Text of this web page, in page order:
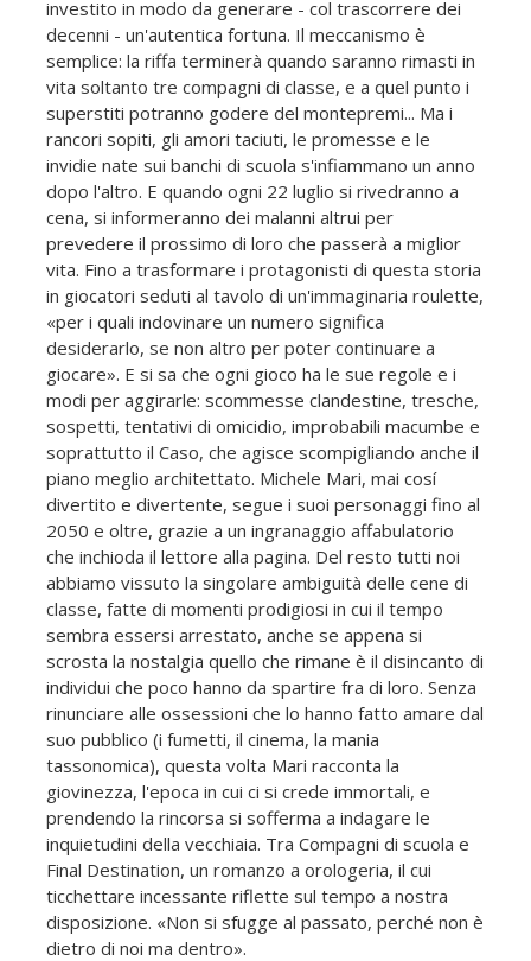
investito in modo da generare - col trascorrere dei
decenni - un'autentica fortuna. Il meccanismo è
semplice: la riffa terminerà quando saranno rimasti in
vita soltanto tre compagni di classe, e a quel punto i
superstiti potranno godere del montepremi... Ma i
rancori sopiti, gli amori taciuti, le promesse e le
invidie nate sui banchi di scuola s'infiammano un anno
dopo l'altro. E quando ogni 22 luglio si rivedranno a
cena, si informeranno dei malanni altrui per
prevedere il prossimo di loro che passerà a miglior
vita. Fino a trasformare i protagonisti di questa storia
in giocatori seduti al tavolo di un'immaginaria roulette,
«per i quali indovinare un numero significa
desiderarlo, se non altro per poter continuare a
giocare». E si sa che ogni gioco ha le sue regole e i
modi per aggirarle: scommesse clandestine, tresche,
sospetti, tentativi di omicidio, improbabili macumbe e
soprattutto il Caso, che agisce scompigliando anche il
piano meglio architettato. Michele Mari, mai cosí
divertito e divertente, segue i suoi personaggi fino al
2050 e oltre, grazie a un ingranaggio affabulatorio
che inchioda il lettore alla pagina. Del resto tutti noi
abbiamo vissuto la singolare ambiguità delle cene di
classe, fatte di momenti prodigiosi in cui il tempo
sembra essersi arrestato, anche se appena si
scrosta la nostalgia quello che rimane è il disincanto di
individui che poco hanno da spartire fra di loro. Senza
rinunciare alle ossessioni che lo hanno fatto amare dal
suo pubblico (i fumetti, il cinema, la mania
tassonomica), questa volta Mari racconta la
giovinezza, l'epoca in cui ci si crede immortali, e
prendendo la rincorsa si sofferma a indagare le
inquietudini della vecchiaia. Tra Compagni di scuola e
Final Destination, un romanzo a orologeria, il cui
ticchettare incessante riflette sul tempo a nostra
disposizione. «Non si sfugge al passato, perché non è
dietro di noi ma dentro».